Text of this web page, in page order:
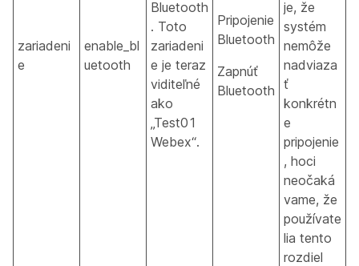
zariadeni
e
enable_bl
uetooth
Bluetooth
. Toto
zariadeni
e je teraz
viditeľné
ako
„Test01
Webex“.
Pripojenie
Bluetooth
Zapnúť
Bluetooth
je, že
systém
nemôže
nadviaza
ť
konkrétn
e
pripojenie
, hoci
neočaká
vame, že
používate
lia tento
rozdiel